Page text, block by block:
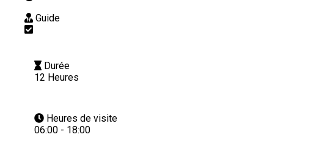
Guide
Durée
12 Heures
Heures de visite
06:00 - 18:00